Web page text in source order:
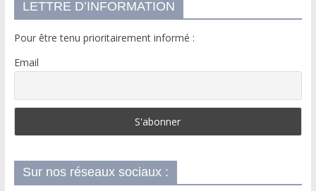
LETTRE D’INFORMATION
Pour être tenu prioritairement informé :
Email
Sur nos réseaux sociaux :